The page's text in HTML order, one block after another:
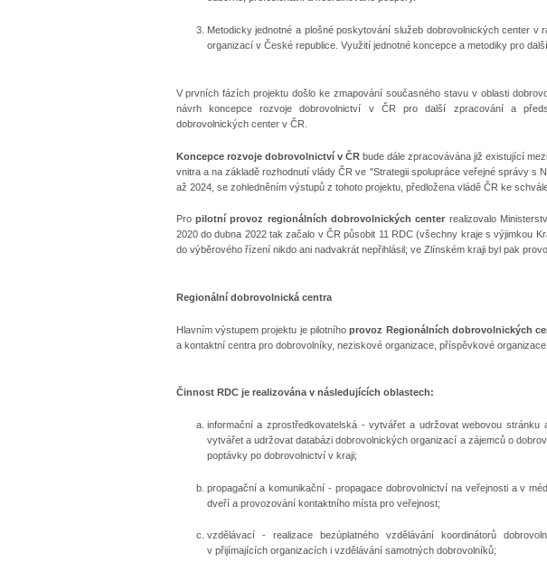
Metodicky jednotné a plošné poskytování služeb dobrovolnických center
organizací v České republice. Využití jednotné koncepce a metodiky pro
V prvních fázích projektu došlo ke zmapování současného stavu v oblasti
návrh koncepce rozvoje dobrovolnictví v ČR pro další zpracování a
dobrovolnických center v ČR.
Koncepce rozvoje dobrovolnictví v ČRbude dále zpracovávána již existující
vnitra a na základě rozhodnutí vlády ČR ve "Strategii spolupráce veřejné správy s
až 2024, se zohledněním výstupů z tohoto projektu, předložena vládě ČR ke
Pro pilotní provoz regionálních dobrovolnických center realizovalo
2020 do dubna 2022 tak začalo v ČR působit 11 RDC (všechny kraje s výjimkou
do výběrového řízení nikdo ani nadvakrát nepřihlásil; ve Zlínském kraji byl pak
Regionální dobrovolnická centra
Hlavním výstupem projektu je pilotníhoprovoz Regionálních dobrovolnických
a kontaktní centra pro dobrovolníky, neziskové organizace, příspěvkové
Činnost RDC je realizována v následujících oblastech:
informační a zprostředkovatelská - vytvářet a udržovat webovou stránku
vytvářet a udržovat databázi dobrovolnických organizací a zájemců o
poptávky po dobrovolnictví v kraji;
propagační a komunikační - propagace dobrovolnictví na veřejnosti a v
dveří a provozování kontaktního místa pro veřejnost;
vzdělávací - realizace bezúplatného vzdělávání koordinátorů
v přijímajících organizacích i vzdělávání samotných dobrovolníků;